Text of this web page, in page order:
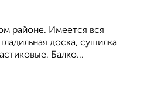
районе. Имеется вся
доска, сушилка
Балко...